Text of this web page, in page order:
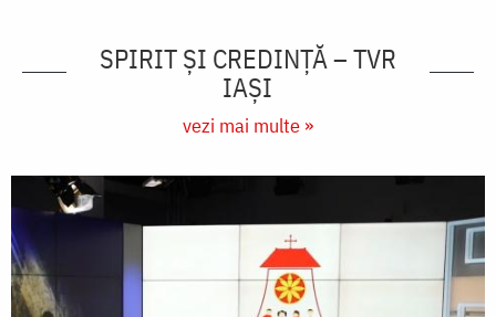
SPIRIT ȘI CREDINȚĂ – TVR
IAȘI
vezi mai multe »